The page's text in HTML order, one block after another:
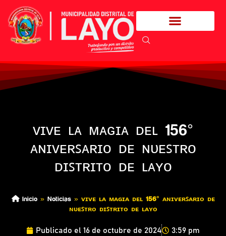
ᴠɪᴠᴇ ʟᴀ ᴍᴀɢɪᴀ ᴅᴇʟ 156°
ᴀɴɪᴠᴇʀꜱᴀʀɪᴏ ᴅᴇ ɴᴜᴇꜱᴛʀᴏ
ᴅɪꜱᴛʀɪᴛᴏ ᴅᴇ ʟᴀʏᴏ
Inicio» Noticias» ᴠɪᴠᴇ ʟᴀ ᴍᴀɢɪᴀ ᴅᴇʟ 156° ᴀɴɪᴠᴇʀꜱᴀʀɪᴏ ᴅᴇ
ɴᴜᴇꜱᴛʀᴏ ᴅɪꜱᴛʀɪᴛᴏ ᴅᴇ ʟᴀʏᴏ
Publicado el 16 de octubre de 2024 3:59 pm